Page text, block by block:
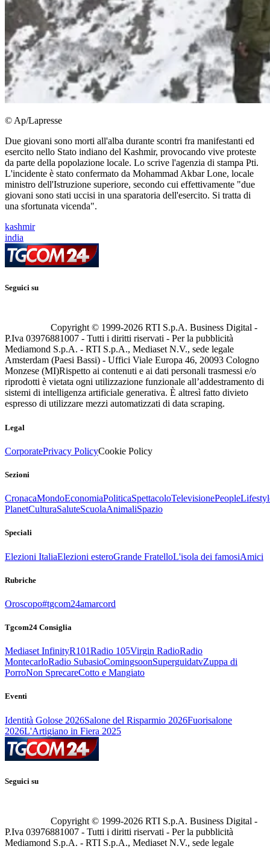
© Ap/Lapresse
Due giovani sono morti all'alba durante scontri fra manifestanti ed
esercito nello Stato indiano del Kashmir, provocando vive proteste
da parte della popolazione locale. Lo scrive l'agenzia di stampa Pti.
L'incidente è stato confermato da Mohammad Akbar Lone, locale
ministro dell'Istruzione superiore, secondo cui effettivamente "due
giovani sono stati uccisi in una sparatoria dell'esercito. Si tratta di
una sfortunata vicenda".
kashmir
india
Seguici su
Copyright © 1999-2026 RTI S.p.A. Business Digital -
P.Iva 03976881007 - Tutti i diritti riservati - Per la pubblicità
Mediamond S.p.A. - RTI S.p.A., Mediaset N.V., sede legale
Amsterdam (Paesi Bassi) - Uffici Viale Europa 46, 20093 Cologno
Monzese (MI)Rispetto ai contenuti e ai dati personali trasmessi e/o
riprodotti è vietata ogni utilizzazione funzionale all’addestramento di
sistemi di intelligenza artificiale generativa. È altresì fatto divieto
espresso di utilizzare mezzi automatizzati di data scraping.
Legal
CorporatePrivacy PolicyCookie Policy
Sezioni
CronacaMondoEconomiaPoliticaSpettacoloTelevisionePeople
PlanetCulturaSaluteScuolaAnimaliSpazio
Speciali
Elezioni ItaliaElezioni esteroGrande FratelloL'isola dei famosiAmici
Rubriche
Oroscopo#tgcom24amarcord
Tgcom24 Consiglia
Mediaset InfinityR101Radio 105Virgin RadioRadio
MontecarloRadio SubasioComingsoonSuperguidatvZuppa di
PorroNon SprecareCotto e Mangiato
Eventi
Identità Golose 2026Salone del Risparmio 2026Fuorisalone
2026L'Artigiano in Fiera 2025
Seguici su
Copyright © 1999-2026 RTI S.p.A. Business Digital -
P.Iva 03976881007 - Tutti i diritti riservati - Per la pubblicità
Mediamond S.p.A. - RTI S.p.A., Mediaset N.V., sede legale